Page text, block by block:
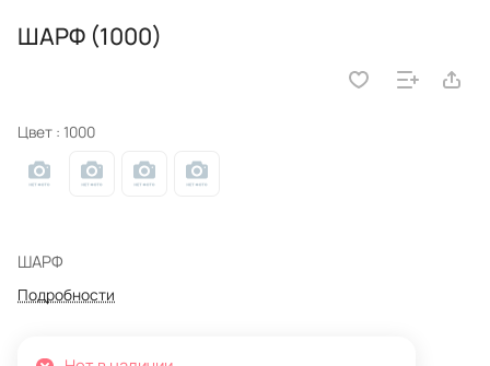
ШАРФ (1000)
Цвет : 1000
ШАРФ
Подробности